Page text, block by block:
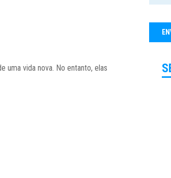
uma vida nova. No entanto, elas